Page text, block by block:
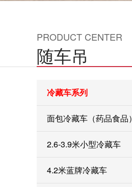
PRODUCT CENTER
随车吊
冷藏车系列
面包冷藏车（药品食品）
2.6-3.9米小型冷藏车
4.2米蓝牌冷藏车